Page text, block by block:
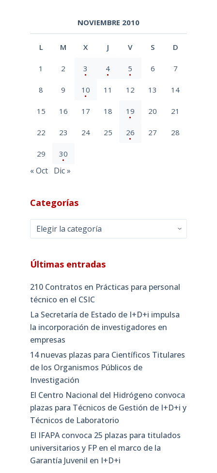
NOVIEMBRE 2010
L M X J V S D
1 2 3 4 5 6 7
8 9 10 11 12 13 14
15 16 17 18 19 20 21
22 23 24 25 26 27 28
29 30
« Oct Dic »
Categorías
Categorías
Últimas entradas
210 Contratos en Prácticas para personal
técnico en el CSIC
La Secretaría de Estado de I+D+i impulsa
la incorporación de investigadores en
empresas
14 nuevas plazas para Científicos Titulares
de los Organismos Públicos de
Investigación
El Centro Nacional del Hidrógeno convoca
plazas para Técnicos de Gestión de I+D+i y
Técnicos de Laboratorio
El IFAPA convoca 25 plazas para titulados
universitarios y FP en el marco de la
Garantía Juvenil en I+D+i